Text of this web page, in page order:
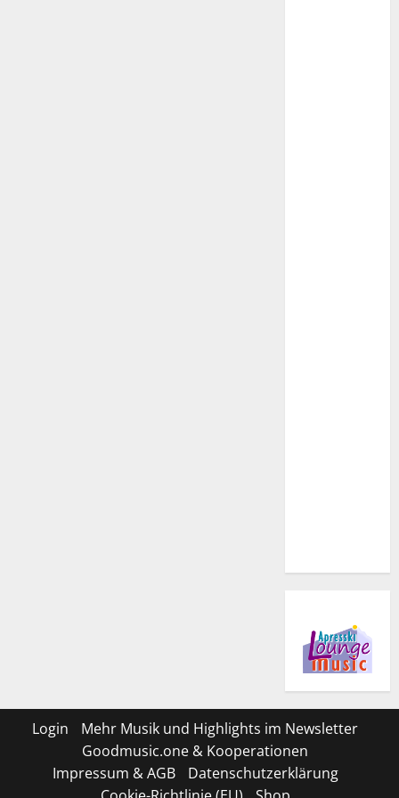
Login
Mehr Musik und Highlights im Newsletter
Goodmusic.one & Kooperationen
Impressum & AGB
Datenschutzerklärung